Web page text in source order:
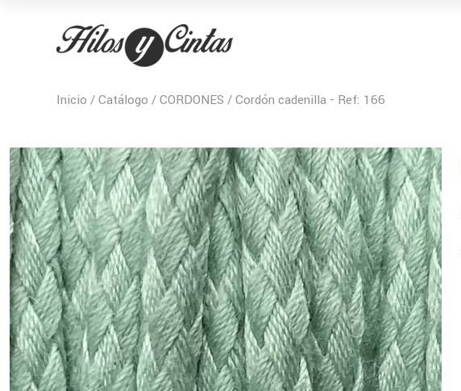
Inicio /Catálogo /CORDONES / Cordón cadenilla - Ref: 166